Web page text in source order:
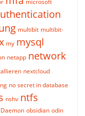
microsoft
multibit multibit-
my mysql
netapp network
nextcloud
no secret in database
nshv ntfs
obsidian odin